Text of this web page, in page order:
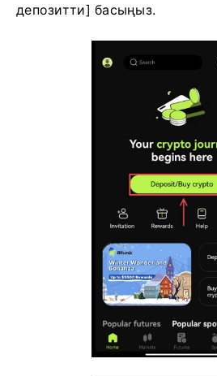
депозитти] басыңыз.